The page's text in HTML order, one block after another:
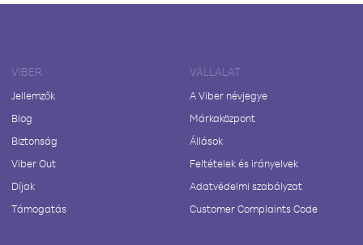
VIBER
Jellemzők
Blog
Biztonság
Viber Out
Díjak
Támogatás
VÁLLALAT
A Viber névjegye
Márkaközpont
Állások
Feltételek és irányelvek
Adatvédelmi szabályzat
Customer Complaints Code